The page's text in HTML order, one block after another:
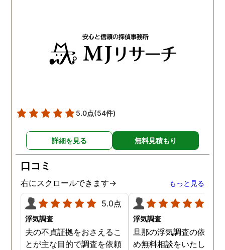
5.0点(54件)
詳細を見る 無料見積もり
口コミ
右にスクロールできます→ もっと見る
5.0点
浮気調査
夫の不貞証拠をおさえるこ
とが主な目的で調査を依頼
浮気調査
旦那の浮気調査の依頼の
め無料相談をいたしまし